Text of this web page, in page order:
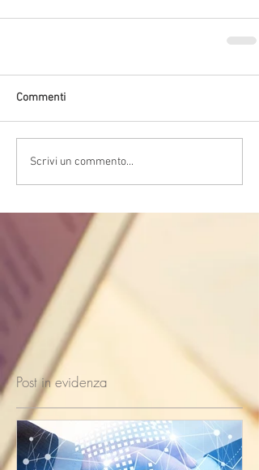
Commenti
Scrivi un commento...
Post in evidenza